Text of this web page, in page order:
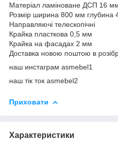
Матеріал ламіноване ДСП 16
Розмір ширина 800 мм глубина
Направляючі телескопічні
Крайка пласткова 0,5 мм
Крайка на фасадах 2 мм
Доставка новою поштою в
наш инстаграм asmebel1
наш тік ток asmebel2
Приховати
Характеристики